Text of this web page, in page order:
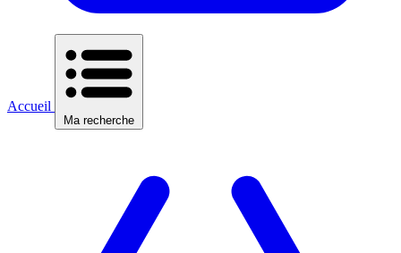
Accueil
Ma recherche